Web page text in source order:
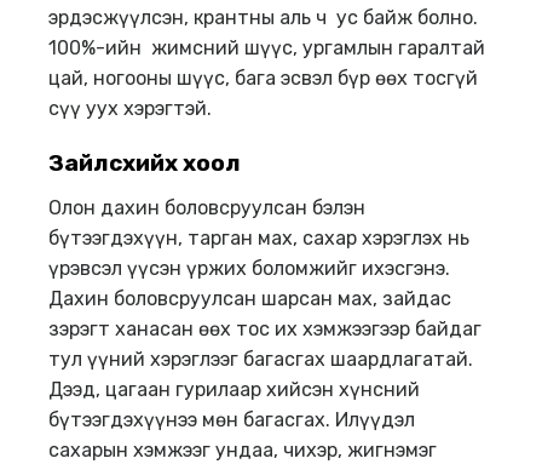
эрдэсжүүлсэн, крантны аль ч ус байж болно.
100%-ийн жимсний шүүс, ургамлын гаралтай
цай, ногооны шүүс, бага эсвэл бүр өөх тосгүй
сүү уух хэрэгтэй.
Зайлсхийх хоол
Олон дахин боловсруулсан бэлэн
бүтээгдэхүүн, тарган мах, сахар хэрэглэх нь
үрэвсэл үүсэн үржих боломжийг ихэсгэнэ.
Дахин боловсруулсан шарсан мах, зайдас
зэрэгт ханасан өөх тос их хэмжээгээр байдаг
тул үүний хэрэглээг багасгах шаардлагатай.
Дээд, цагаан гурилаар хийсэн хүнсний
бүтээгдэхүүнээ мөн багасгах. Илүүдэл
сахарын хэмжээг ундаа, чихэр, жигнэмэг